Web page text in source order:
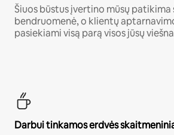
Šiuos būstus įvertino mūsų patikima
bendruomenė, o klientų
pasiekiami visą parą visos jūsų
Darbui tinkamos erdvės